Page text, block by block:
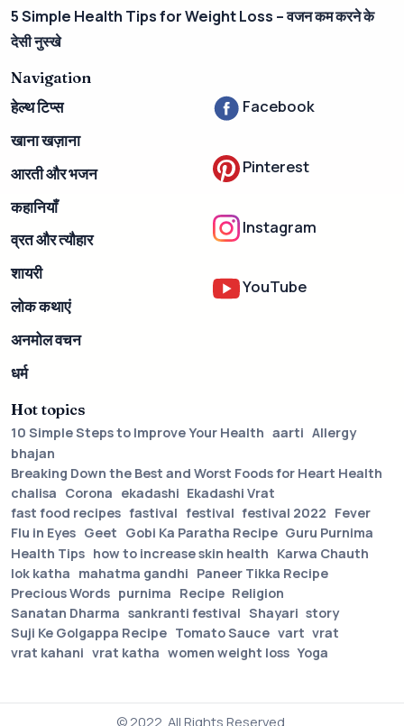
5 Simple Health Tips for Weight Loss – वजन कम करने के
देसी नुस्खे
Navigation
हेल्थ टिप्स
खाना खज़ाना
आरती और भजन
कहानियाँ
व्रत और त्यौहार
शायरी
लोक कथाएं
अनमोल वचन
धर्म
Facebook
Pinterest
Instagram
YouTube
Hot topics
10 Simple Steps to Improve Your Health aarti Allergy
bhajan
Breaking Down the Best and Worst Foods for Heart Health
chalisa Corona ekadashi Ekadashi Vrat
fast food recipes fastival festival festival 2022 Fever
Flu in Eyes Geet Gobi Ka Paratha Recipe Guru Purnima
Health Tips how to increase skin health Karwa Chauth
lok katha mahatma gandhi Paneer Tikka Recipe
Precious Words purnima Recipe Religion
Sanatan Dharma sankranti festival Shayari story
Suji Ke Golgappa Recipe Tomato Sauce vart vrat
vrat kahani vrat katha women weight loss Yoga
© 2022. All Rights Reserved.